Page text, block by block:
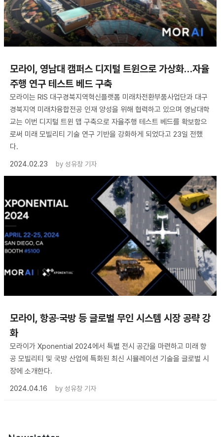
모라이, 영남대 캠퍼스 디지털 트윈으로 가상화…자율
주행 연구 테스트 베드 구축
모라이는 RIS 대구경북지역혁신플랫폼 미래차전환부품사업단과 대구
경북지역 미래차융합전공 인재 양성을 위해 협력하고 있으며 영남대학
교는 이번 디지털 트윈 맵 구축으로 자율주행 테스트 베드를 확보함으
로써 미래 모빌리티 기술 연구 기반을 강화하게 되었다고 23일 전했
다.
2024.02.23
by 성유창 기자
모라이, 항공·국방 등 글로벌 무인 시스템 시장 공략 강
화
모라이가 Xponential 2024에서 특별 전시 공간을 마련하고 미래 항
공 모빌리티 및 국방 산업에 특화된 최신 시뮬레이션 기술을 글로벌 시
장에 소개한다.
2024.04.16
by 성유창 기자